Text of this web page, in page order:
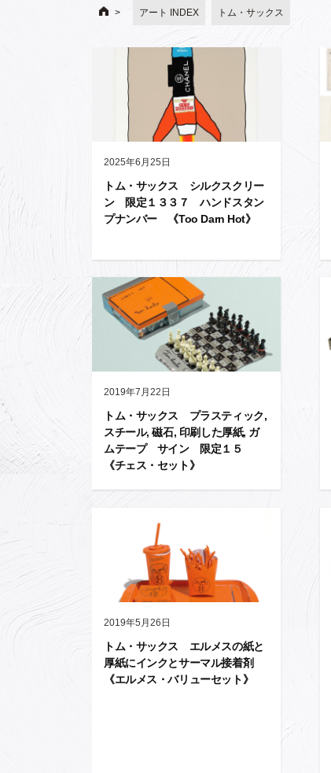
アート INDEX トム・サックス
2025年6月25日
トム・サックス シルクスクリー
ン 限定１３３７ ハンドスタン
プナンバー 《Too Darn Hot》
2019年7月22日
トム・サックス プラスティック,
スチール, 磁石, 印刷した厚紙, ガ
ムテープ サイン 限定１５
《チェス・セット》
2019年5月26日
トム・サックス エルメスの紙と
厚紙にインクとサーマル接着剤
《エルメス・バリューセット》